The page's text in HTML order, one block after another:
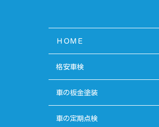
ＨＯＭＥ
格安車検
車の板金塗装
車の定期点検